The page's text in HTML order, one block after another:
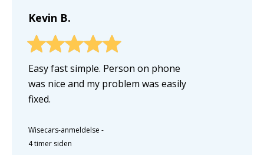
Kevin B.
Easy fast simple. Person on phone
was nice and my problem was easily
fixed.
Wisecars-anmeldelse -
4 timer siden